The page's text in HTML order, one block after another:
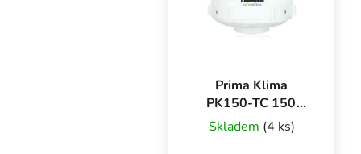
Prima Klima
PK150-TC 150
mm - 760 m3/h,
ventilátor s
Skladem (4 ks)